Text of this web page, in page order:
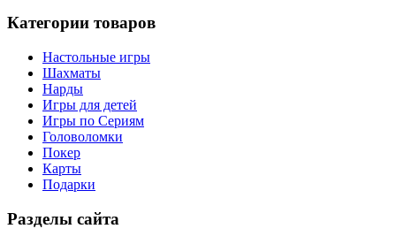
Категории товаров
Настольные игры
Шахматы
Нарды
Игры для детей
Игры по Сериям
Головоломки
Покер
Карты
Подарки
Разделы сайта